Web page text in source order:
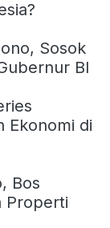
Sosok
BI
Ekonomi di
Bos
Properti